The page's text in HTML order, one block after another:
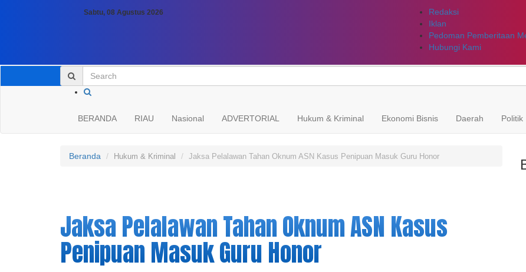
Sabtu, 08 Agustus 2026
Redaksi
Iklan
Pedoman Pemberitaan
Hubungi Kami
BERANDA RIAU Nasional ADVERTORIAL Hukum & Kriminal Ekonomi Bisnis Daerah Politik
Beranda Hukum & Kriminal Jaksa Pelalawan Tahan Oknum ASN Kasus Penipuan Masuk Guru Honor
Jaksa Pelalawan Tahan Oknum ASN Kasus
Penipuan Masuk Guru Honor